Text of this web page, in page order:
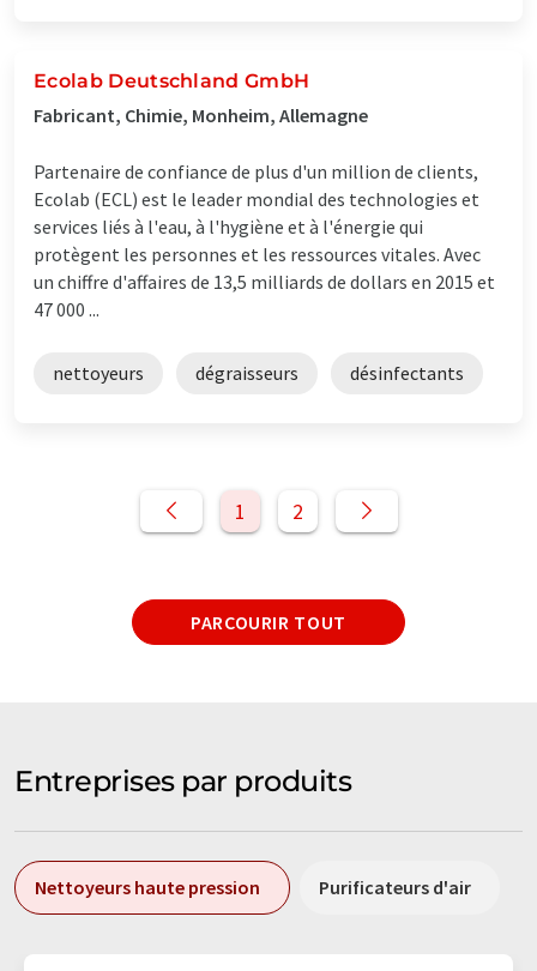
Ecolab Deutschland GmbH
Fabricant, Chimie, Monheim, Allemagne
Partenaire de confiance de plus d'un million de clients,
Ecolab (ECL) est le leader mondial des technologies et
services liés à l'eau, à l'hygiène et à l'énergie qui
protègent les personnes et les ressources vitales. Avec
un chiffre d'affaires de 13,5 milliards de dollars en 2015 et
47 000 ...
nettoyeurs dégraisseurs désinfectants
1 2
PARCOURIR TOUT
Entreprises par produits
Nettoyeurs haute pression Purificateurs d'air